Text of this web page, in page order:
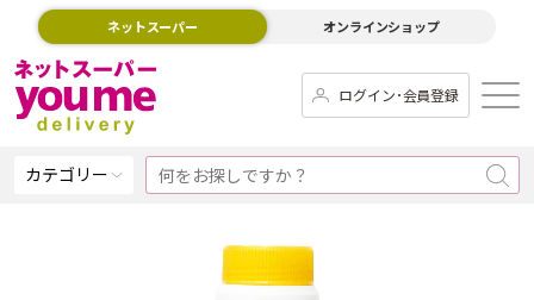
ネットスーパー オンラインショップ
ログイン･会員登録
カテゴリー